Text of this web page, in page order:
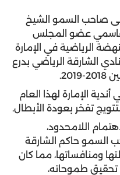
إلى صاحب السمو الشيخ
عضو المجلس
الرياضية في الإمارة
الشارقة الرياضي بدرع
أندية الإمارة لهذا العام
تفخر بعودة الأبطال.
اللامحدود،
السمو حاكم الشارقة
ومنافساتها، مما كان
تحقيق طموحاته،